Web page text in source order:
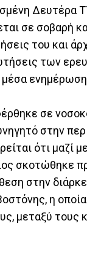
Δευτέρα
σε σοβαρή
του και
των
μέσα
σε
στην
ότι μαζί
σκοτώθηκε
στην
η
μεταξύ τους